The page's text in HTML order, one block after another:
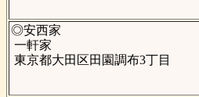
◎安西家
一軒家
東京都大田区田園調布3丁目